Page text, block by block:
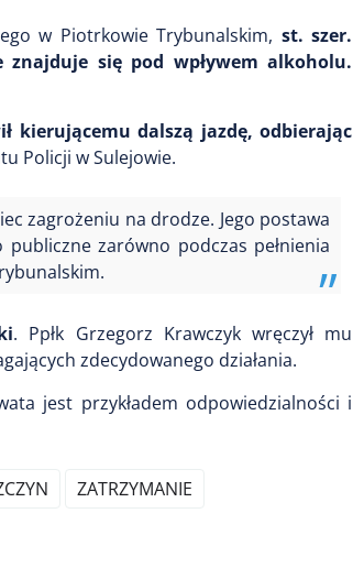
w Piotrkowie Trybunalskim, st. szer.
znajduje się pod wpływem alkoholu.
kierującemu dalszą jazdę, odbierając
Policji w Sulejowie.
zagrożeniu na drodze. Jego postawa
zarówno podczas pełnienia
. Ppłk Grzegorz Krawczyk wręczył mu
zdecydowanego działania.
jest przykładem odpowiedzialności i
ZATRZYMANIE